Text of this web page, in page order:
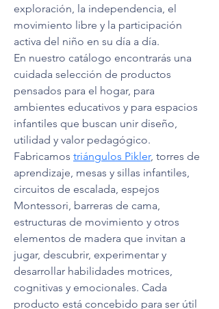
exploración, la independencia, el
movimiento libre y la participación
activa del niño en su día a día.
En nuestro catálogo encontrarás una
cuidada selección de productos
pensados para el hogar, para
ambientes educativos y para espacios
infantiles que buscan unir diseño,
utilidad y valor pedagógico.
Fabricamos triángulos Pikler, torres de
aprendizaje, mesas y sillas infantiles,
circuitos de escalada, espejos
Montessori, barreras de cama,
estructuras de movimiento y otros
elementos de madera que invitan a
jugar, descubrir, experimentar y
desarrollar habilidades motrices,
cognitivas y emocionales. Cada
producto está concebido para ser útil